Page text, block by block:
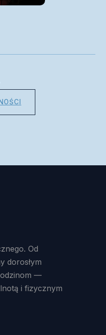
Od
dorosłym
—
i fizycznym